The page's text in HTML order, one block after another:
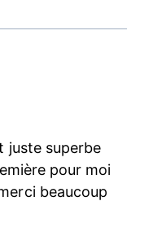
juste superbe
pour moi
beaucoup